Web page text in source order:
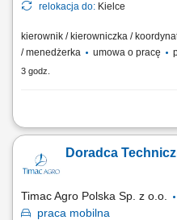
relokacja do: Kielce
kierownik / kierowniczka /
/ menedżerka
umowa o pracę
3 godz.
Miejsce pracy: praca stacjonarna
turystycznego oraz organizacją
działów: rezerwacji, obsługi ruchu
Doradca
Timac Agro Polska Sp. z o.o.
praca mobilna